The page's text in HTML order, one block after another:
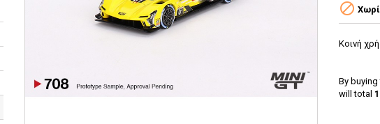

Κοινή
By
will total 1